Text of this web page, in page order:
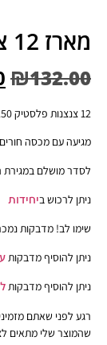
| 250 מ"ל
₪
עם מכסה חורים/ מכסה
במגירת
ביחידות
מדבקות נמכרות
מדבקותעם רקע
מדבקותללא רקע
שאתם מזמינים, כנסו
שלי מתאים לצורך